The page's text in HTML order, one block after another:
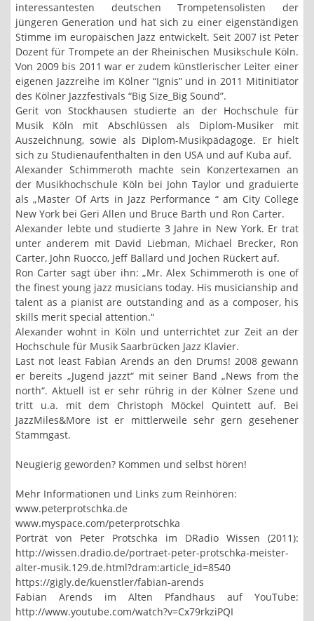
interessantesten deutschen Trompetensolisten der
jüngeren Generation und hat sich zu einer eigenständigen
Stimme im europäischen Jazz entwickelt. Seit 2007 ist Peter
Dozent für Trompete an der Rheinischen Musikschule Köln.
Von 2009 bis 2011 war er zudem künstlerischer Leiter einer
eigenen Jazzreihe im Kölner “Ignis” und in 2011 Mitinitiator
des Kölner Jazzfestivals “Big Size_Big Sound”.
Gerit von Stockhausen studierte an der Hochschule für
Musik Köln mit Abschlüssen als Diplom-Musiker mit
Auszeichnung, sowie als Diplom-Musikpädagoge. Er hielt
sich zu Studienaufenthalten in den USA und auf Kuba auf.
Alexander Schimmeroth machte sein Konzertexamen an
der Musikhochschule Köln bei John Taylor und graduierte
als „Master Of Arts in Jazz Performance “ am City College
New York bei Geri Allen und Bruce Barth und Ron Carter.
Alexander lebte und studierte 3 Jahre in New York. Er trat
unter anderem mit David Liebman, Michael Brecker, Ron
Carter, John Ruocco, Jeff Ballard und Jochen Rückert auf.
Ron Carter sagt über ihn: „Mr. Alex Schimmeroth is one of
the finest young jazz musicians today. His musicianship and
talent as a pianist are outstanding and as a composer, his
skills merit special attention.“
Alexander wohnt in Köln und unterrichtet zur Zeit an der
Hochschule für Musik Saarbrücken Jazz Klavier.
Last not least Fabian Arends an den Drums! 2008 gewann
er bereits „Jugend jazzt“ mit seiner Band „News from the
north“. Aktuell ist er sehr rührig in der Kölner Szene und
tritt u.a. mit dem Christoph Möckel Quintett auf. Bei
JazzMiles&More ist er mittlerweile sehr gern gesehener
Stammgast.
Neugierig geworden? Kommen und selbst hören!
Mehr Informationen und Links zum Reinhören:
www.peterprotschka.de
www.myspace.com/peterprotschka
Porträt von Peter Protschka im DRadio Wissen (2011):
http://wissen.dradio.de/portraet-peter-protschka-meister-
alter-musik.129.de.html?dram:article_id=8540
https://gigly.de/kuenstler/fabian-arends
Fabian Arends im Alten Pfandhaus auf YouTube:
http://www.youtube.com/watch?v=Cx79rkziPQI